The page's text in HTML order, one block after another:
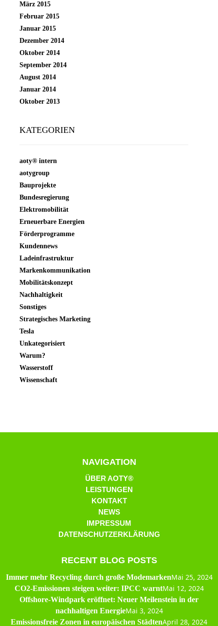
März 2015
Februar 2015
Januar 2015
Dezember 2014
Oktober 2014
September 2014
August 2014
Januar 2014
Oktober 2013
KATEGORIEN
aoty® intern
aotygroup
Bauprojekte
Bundesregierung
Elektromobilität
Erneuerbare Energien
Förderprogramme
Kundennews
Ladeinfrastruktur
Markenkommunikation
Mobilitätskonzept
Nachhaltigkeit
Sonstiges
Strategisches Marketing
Tesla
Unkategorisiert
Warum?
Wasserstoff
Wissenschaft
NAVIGATION
ÜBER AOTY®
LEISTUNGEN
KONTAKT
NEWS
IMPRESSUM
DATENSCHUTZERKLÄRUNG
RECENT BLOG POSTS
Immer mehr Recycling durch große ModemarkenMai 25, 2024
CO2-Emissionen steigen weiter: IPCC warntMai 12, 2024
Offshore-Windpark eröffnet: Neuer Meilenstein in der
nachhaltigen EnergieMai 3, 2024
Emissionsfreie Zonen in europäischen StädtenApril 28, 2024